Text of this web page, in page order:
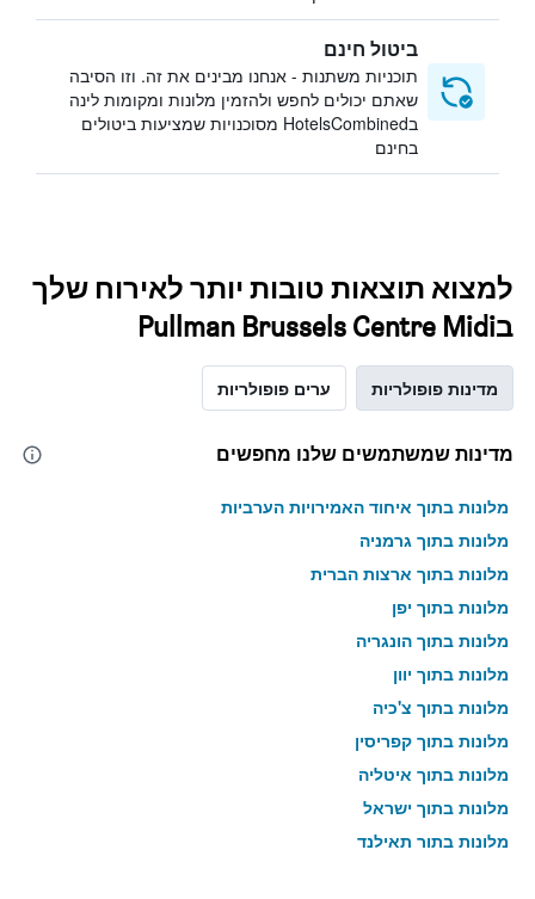
ביטול חינם
תוכניות משתנות - אנחנו מבינים את זה. וזו הסיבה
שאתם יכולים לחפש ולהזמין מלונות ומקומות לינה
בHotelsCombined מסוכנויות שמציעות ביטולים
בחינם
למצוא תוצאות טובות יותר לאירוח שלך
בPullman Brussels Centre Midi
מדינות פופולריות ערים פופולריות
מדינות שמשתמשים שלנו מחפשים
מלונות בתוך איחוד האמירויות הערביות
מלונות בתוך גרמניה
מלונות בתוך ארצות הברית
מלונות בתוך יפן
מלונות בתוך הונגריה
מלונות בתוך יוון
מלונות בתוך צ'כיה
מלונות בתוך קפריסין
מלונות בתוך איטליה
מלונות בתוך ישראל
מלונות בתוך תאילנד